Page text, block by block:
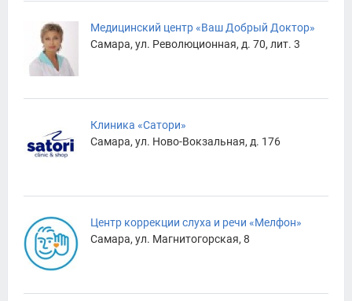
Медицинский центр «Ваш Добрый Доктор»
Самара, ул. Революционная, д. 70, лит. 3
Клиника «Сатори»
Самара, ул. Ново-Вокзальная, д. 176
Центр коррекции слуха и речи «Мелфон»
Самара, ул. Магнитогорская, 8